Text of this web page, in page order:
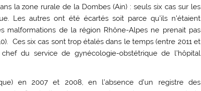
la zone rurale de la Dombes (Ain) : seuls six cas sur les
Les autres ont été écartés soit parce qu’ils n’étaient
malformations de la région Rhône-Alpes ne prenait pas
Ces six cas sont trop étalés dans le temps (entre 2011 et
du service de gynécologie-obstétrique de l’hôpital
en 2007 et 2008, en l’absence d’un registre des